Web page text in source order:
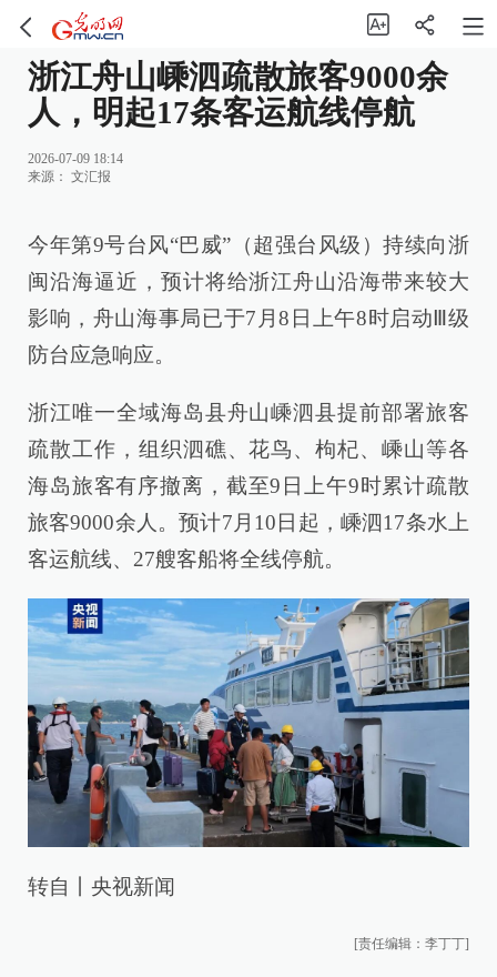
浙江舟山嵊泗疏散旅客9000余
人，明起17条客运航线停航
2026-07-09 18:14
来源： 文汇报
今年第9号台风“巴威”（超强台风级）持续向浙
闽沿海逼近，预计将给浙江舟山沿海带来较大
影响，舟山海事局已于7月8日上午8时启动Ⅲ级
防台应急响应。
浙江唯一全域海岛县舟山嵊泗县提前部署旅客
疏散工作，组织泗礁、花鸟、枸杞、嵊山等各
海岛旅客有序撤离，截至9日上午9时累计疏散
旅客9000余人。预计7月10日起，嵊泗17条水上
客运航线、27艘客船将全线停航。
转自丨央视新闻
[责任编辑：李丁丁]